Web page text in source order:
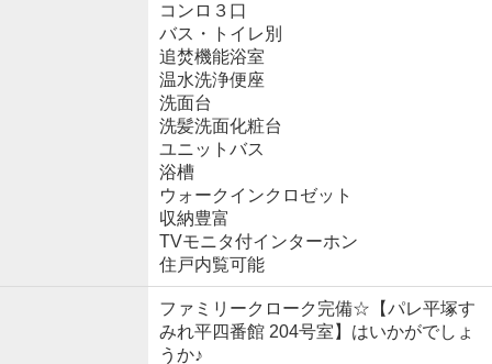
コンロ３口
バス・トイレ別
追焚機能浴室
温水洗浄便座
洗面台
洗髪洗面化粧台
ユニットバス
浴槽
ウォークインクロゼット
収納豊富
TVモニタ付インターホン
住戸内覧可能
ファミリークローク完備☆【パレ平塚す
みれ平四番館 204号室】はいかがでしょ
うか♪